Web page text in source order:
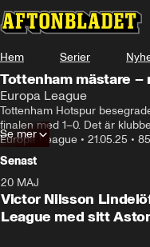
Hem Serier
Tottenham mästare –
Europa League
Tottenham Hotspur
finalen med 1–0. Det är
Europa League • 21.05.25 •
Se mer
Senast
20 MAJ
Victor Nilsson
League med sitt